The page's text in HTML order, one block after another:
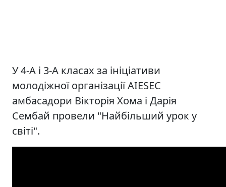
У 4-А і 3-А класах за ініціативи
молодіжної організації AIESEС
амбасадори Вікторія Хома і Дарія
Сембай провели "Найбільший урок у
світі".